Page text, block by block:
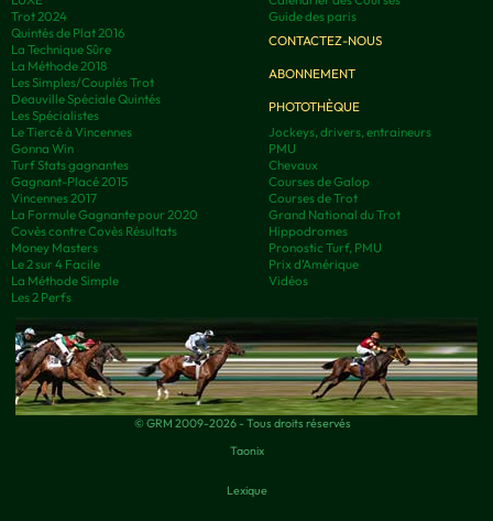
Trot 2024
Quintés de Plat 2016
La Technique Sûre
La Méthode 2018
Les Simples/Couplés Trot
Deauville Spéciale Quintés
Les Spécialistes
Le Tiercé à Vincennes
Gonna Win
Turf Stats gagnantes
Gagnant-Placé 2015
Vincennes 2017
La Formule Gagnante pour 2020
Covès contre Covès Résultats
Money Masters
Le 2 sur 4 Facile
La Méthode Simple
Les 2 Perfs
Guide des paris
CONTACTEZ-NOUS
ABONNEMENT
PHOTOTHÈQUE
Jockeys, drivers, entraineurs
PMU
Chevaux
Courses de Galop
Courses de Trot
Grand National du Trot
Hippodromes
Pronostic Turf, PMU
Prix d’Amérique
Vidéos
© GRM 2009-2026 - Tous droits réservés
Taonix
Lexique